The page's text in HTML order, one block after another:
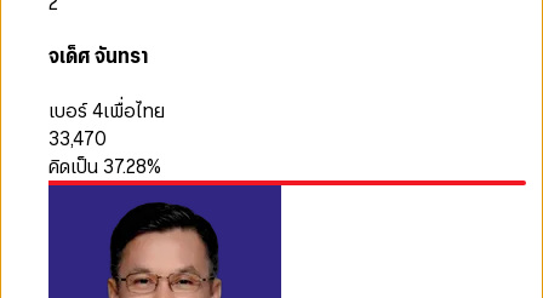
จเด็ศ จันทรา
เบอร์ 4เพื่อไทย
33,470
คิดเป็น 37.28%